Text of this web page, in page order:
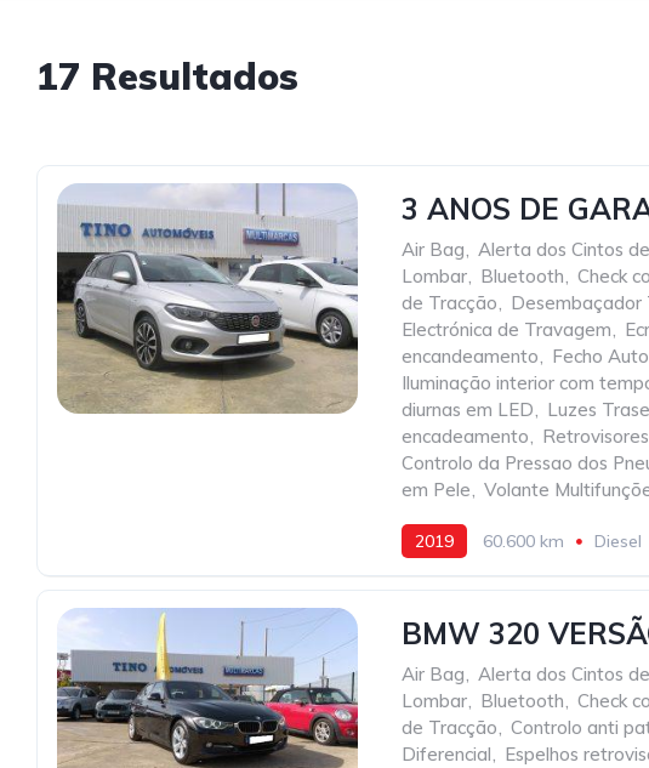
17 Resultados
3 ANOS DE
Air Bag, Alerta dos Cintos
Lombar, Bluetooth, Check
de Tracção, Desembaçador
Electrónica de Travagem,
encandeamento, Fecho
Iluminação interior com
diurnas em LED, Luzes
encadeamento,
Controlo da Pressao dos
em Pele, Volante
2019 60.600 km Diesel
BMW 320
Air Bag, Alerta dos Cintos
Lombar, Bluetooth, Check
de Tracção, Controlo anti
Diferencial, Espelhos